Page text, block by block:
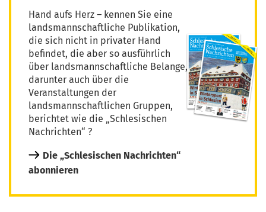
Hand aufs Herz – kennen Sie eine
landsmannschaftliche Publikation,
die sich nicht in privater Hand
befindet, die aber so ausführlich
über landsmannschaftliche Belange,
darunter auch über die
Veranstaltungen der
landsmannschaftlichen Gruppen,
berichtet wie die „Schlesischen
Nachrichten“ ?
Die „Schlesischen Nachrichten“
abonnieren